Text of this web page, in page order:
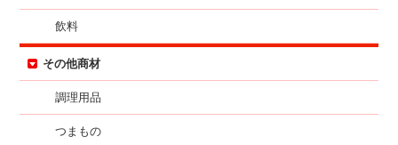
飲料
その他商材
調理用品
つまもの